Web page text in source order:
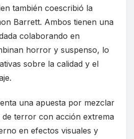
también coescribió la
Barrett. Ambos tienen una
colaborando en
horror y suspenso, lo
sobre la calidad y el
una apuesta por mezclar
de terror con acción extrema
en efectos visuales y